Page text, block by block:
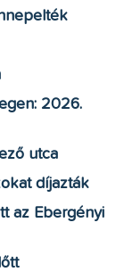
2026.
utca
díjazták
az Ebergényi